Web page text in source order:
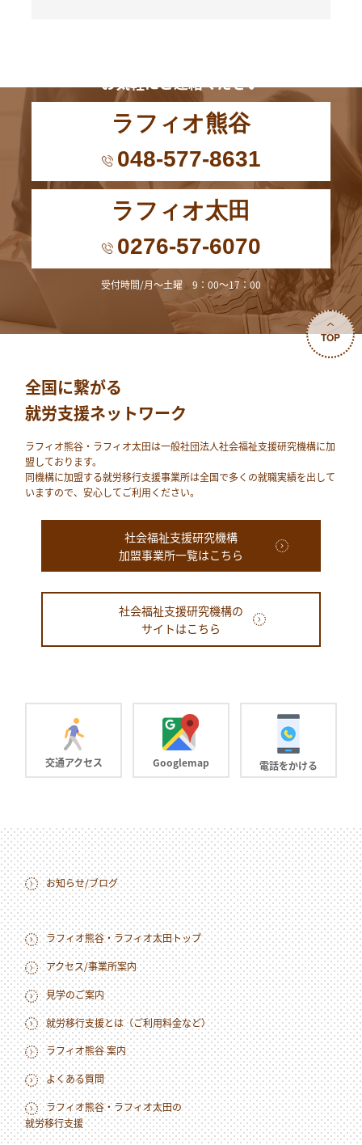
お気軽にご連絡ください
ラフィオ熊谷
048-577-8631
ラフィオ太田
0276-57-6070
受付時間/月～土曜 9：00～17：00
TOP
全国に繋がる
就労支援ネットワーク
ラフィオ熊⾕・ラフィオ太田は⼀般社団法⼈社会福祉⽀援研究機構に加
盟しております。
同機構に加盟する就労移⾏⽀援事業所は全国で多くの就職実績を出して
いますので、安⼼してご利⽤ください。
社会福祉支援研究機構
加盟事業所一覧はこちら
社会福祉支援研究機構の
サイトはこちら
交通アクセス Googlemap 電話をかける
ラフィオ熊谷・ラフィオ太田トップ
就労移行支援とは（ご利用料金など）
ラフィオ熊谷・ラフィオ太田の
就労移行支援
アクセス/事業所案内
ラフィオ熊谷 案内
見学のご案内
よくある質問
お知らせ/ブログ